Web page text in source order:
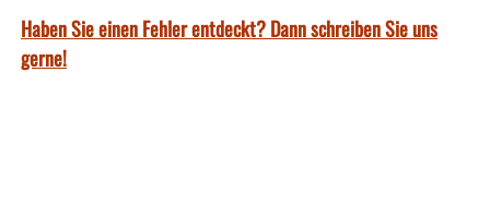
Haben Sie einen Fehler entdeckt? Dann schreiben Sie uns
gerne!